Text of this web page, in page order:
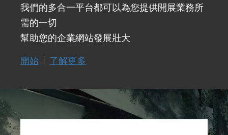
我們的多合一平台都可以為您提供開展業務所
需的一切
幫助您的企業網站發展壯大
開始 | 了解更多